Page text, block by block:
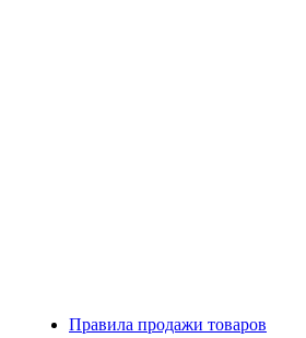
Правила продажи товаров